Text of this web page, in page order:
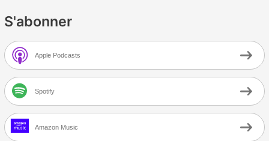
S'abonner
Apple Podcasts
Spotify
Amazon Music